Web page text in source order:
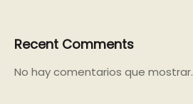
Recent Comments
No hay comentarios que mostrar.